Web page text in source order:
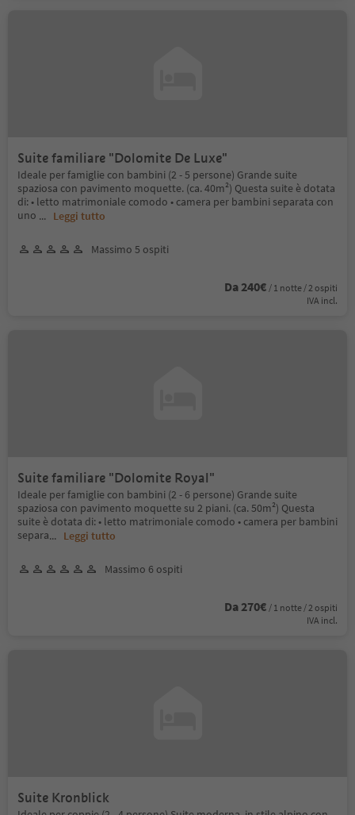
Suite familiare "Dolomite De Luxe"
Ideale per famiglie con bambini (2 - 5 persone) Grande suite
spaziosa con pavimento moquette. (ca. 40m²) Questa suite è dotata
di: • letto matrimoniale comodo • camera per bambini separata con
uno ... Leggi tutto
Massimo 5 ospiti
Da 240€ / 1 notte / 2 ospiti
IVA incl.
Suite familiare "Dolomite Royal"
Ideale per famiglie con bambini (2 - 6 persone) Grande suite
spaziosa con pavimento moquette su 2 piani. (ca. 50m²) Questa
suite è dotata di: • letto matrimoniale comodo • camera per bambini
separa... Leggi tutto
Massimo 6 ospiti
Da 270€ / 1 notte / 2 ospiti
IVA incl.
Suite Kronblick